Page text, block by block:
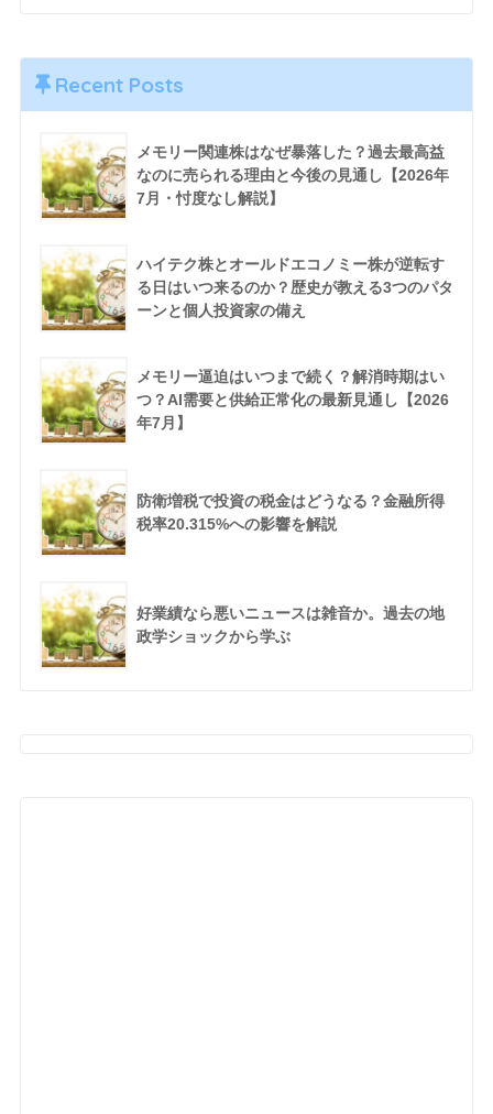
Recent Posts
メモリー関連株はなぜ暴落した？過去最高益
なのに売られる理由と今後の見通し【2026年
7月・忖度なし解説】
ハイテク株とオールドエコノミー株が逆転す
る日はいつ来るのか？歴史が教える3つのパタ
ーンと個人投資家の備え
メモリー逼迫はいつまで続く？解消時期はい
つ？AI需要と供給正常化の最新見通し【2026
年7月】
防衛増税で投資の税金はどうなる？金融所得
税率20.315%への影響を解説
好業績なら悪いニュースは雑音か。過去の地
政学ショックから学ぶ